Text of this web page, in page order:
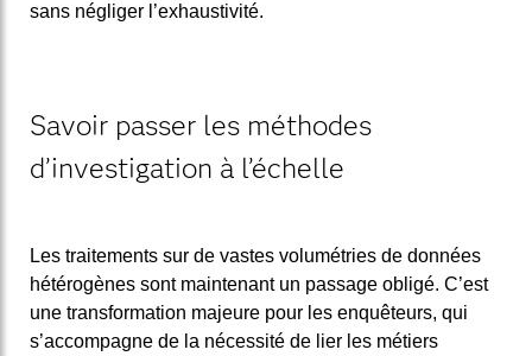
sans négliger l’exhaustivité.
Savoir passer les méthodes
d’investigation à l’échelle
Les traitements sur de vastes volumétries de données
hétérogènes sont maintenant un passage obligé. C’est
une transformation majeure pour les enquêteurs, qui
s’accompagne de la nécessité de lier les métiers